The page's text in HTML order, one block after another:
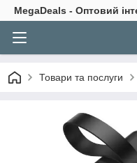
MegaDeals - Оптовий
Товари та послуги